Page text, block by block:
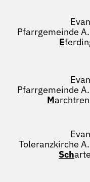
Pfarrgemeinde
E
Pfarrgemeinde
M
Toleranzkirche
Sch